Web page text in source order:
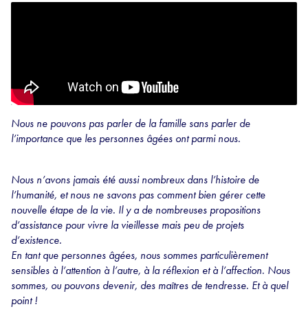
Nous ne pouvons pas parler de la famille sans parler de
l’importance que les personnes âgées ont parmi nous.
Nous n’avons jamais été aussi nombreux dans l’histoire de
l’humanité, et nous ne savons pas comment bien gérer cette
nouvelle étape de la vie. Il y a de nombreuses propositions
d’assistance pour vivre la vieillesse mais peu de projets
d’existence.
En tant que personnes âgées, nous sommes particulièrement
sensibles à l’attention à l’autre, à la réflexion et à l’affection. Nous
sommes, ou pouvons devenir, des maîtres de tendresse. Et à quel
point !